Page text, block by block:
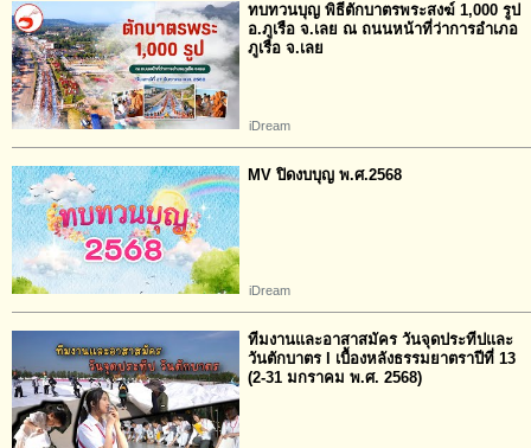
ทบทวนบุญ พิธีตักบาตรพระสงฆ์ 1,000 รูป
อ.ภูเรือ จ.เลย ณ ถนนหน้าที่ว่าการอำเภอ
ภูเรือ จ.เลย
iDream
MV ปิดงบบุญ พ.ศ.2568
iDream
ทีมงานและอาสาสมัคร วันจุดประทีปและ
วันตักบาตร l เบื้องหลังธรรมยาตราปีที่ 13
(2-31 มกราคม พ.ศ. 2568)